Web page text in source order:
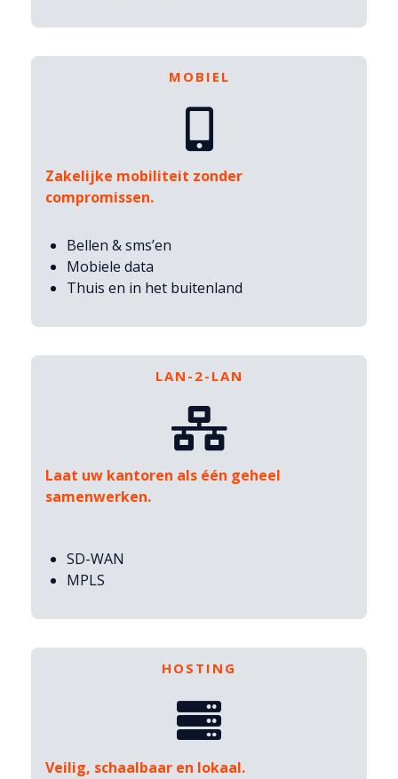
MOBIEL
Zakelijke mobiliteit zonder
compromissen.
Bellen & sms’en
Mobiele data
Thuis en in het buitenland
LAN-2-LAN
Laat uw kantoren als één geheel
samenwerken.
SD-WAN
MPLS
HOSTING
Veilig, schaalbaar en lokaal.